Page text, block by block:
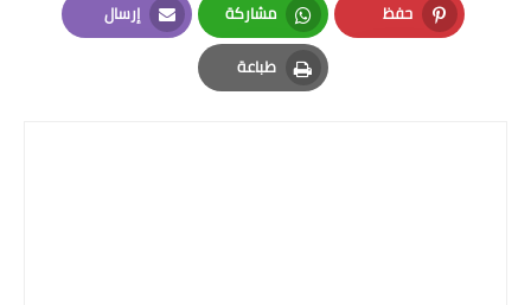
حفظ
Pinterest
مشاركة
Whatsapp
إرسال
Email
طباعة
Print